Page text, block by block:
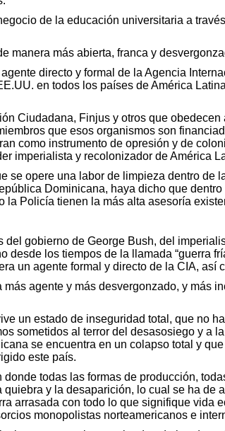
de la educación universitaria a
manera más abierta, franca y
directo y formal de la Agencia
en todos los países de América
Ciudadana, Finjus y otros que
que esos organismos son
como instrumento de opresión y de
imperialista y recolonizador de América
se opere una labor de limpieza dentro de
Dominicana, haya dicho que
la Policía tienen la más alta asesoría
gobierno de George Bush, del
los tiempos de la llamada “guerra
un agente formal y directo de la CIA, así
agente y más desvergonzado, y más
un estado de inseguridad total, que no
sometidos al terror del desasosiego y a
se encuentra en un colapso total y
este país.
todas las formas de producción,
y la desaparición, lo cual se ha de
arrasada con todo lo que signifique vida
monopolistas norteamericanos e